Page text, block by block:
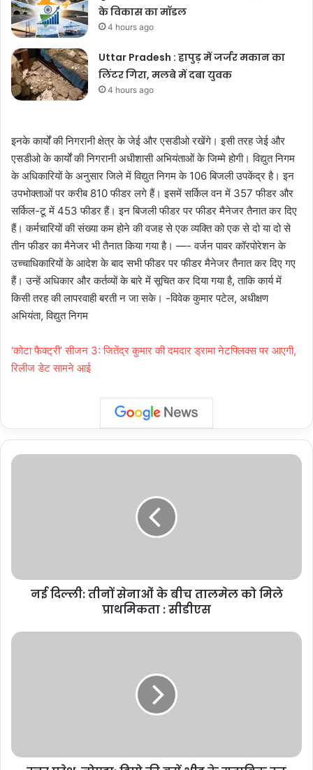
के विकास का मॉडल
4 hours ago
Uttar Pradesh : हापुड़ में जर्जर मकान का
लिंटर गिरा, मलबे में दबा युवक
4 hours ago
इनके कार्यों की निगरानी क्षेत्र के जेई और एसडीओ रखेंगे। इसी तरह जेई और
एसडीओ के कार्यों की निगरानी अधीशासी अभियंताओं के जिम्मे होगी। विद्युत निगम
के अधिकारियों के अनुसार जिले में विद्युत निगम के 106 बिजली उपकेंद्र है। इन
उपभोक्ताओं पर करीब 810 फीडर लगे हैं। इसमें सर्किल वन में 357 फीडर और
सर्किल-टू में 453 फीडर हैं। इन बिजली फीडर पर फीडर मैनेजर तैनात कर दिए
हैं। कर्मचारियों की संख्या कम होने की वजह से एक व्यक्ति को एक से दो या दो से
तीन फीडर का मैनेजर भी तैनात किया गया है। —- वर्जन पावर कॉरपोरेशन के
उच्चाधिकारियों के आदेश के बाद सभी फीडर पर फीडर मैनेजर तैनात कर दिए गए
हैं। उन्हें अधिकार और कर्तव्यों के बारे में सूचित कर दिया गया है, ताकि कार्य में
किसी तरह की लापरवाही बरती न जा सके। -विवेक कुमार पटेल, अधीक्षण
अभियंता, विद्युत निगम
‘कोटा फैक्ट्री’ सीजन 3: जितेंद्र कुमार की दमदार ड्रामा नेटफ्लिक्स पर आएगी,
रिलीज डेट सामने आई
नई
मिले
प्राथमिकतानई दिल्ली: तीनों सेनाओं के बीच तालमेल को मिले
प्राथमिकता : सीडीएस
उत्तर
मुताबिक